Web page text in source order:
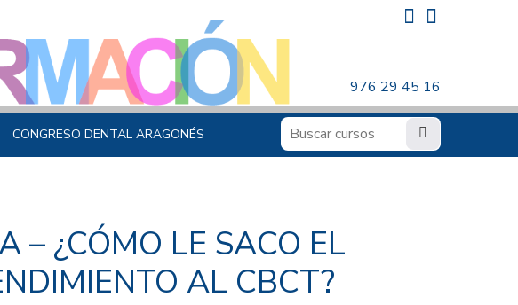
976 29 45 16
CONGRESO DENTAL ARAGONÉS
– ¿CÓMO LE SACO EL
AL CBCT?